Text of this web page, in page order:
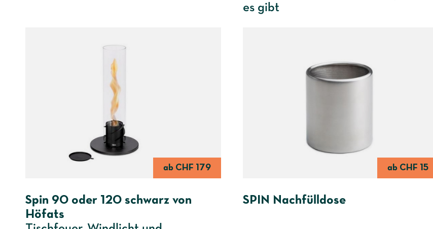
es gibt
ab CHF 179
Spin 90 oder 120 schwarz von
Höfats
ab CHF 15
SPIN Nachfülldose